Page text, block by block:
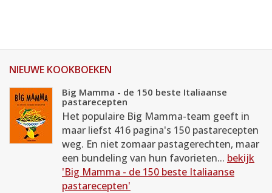
NIEUWE KOOKBOEKEN
Big Mamma - de 150 beste Italiaanse
pastarecepten
Het populaire Big Mamma-team geeft in
maar liefst 416 pagina's 150 pastarecepten
weg. En niet zomaar pastagerechten, maar
een bundeling van hun favorieten... bekijk
'Big Mamma - de 150 beste Italiaanse
pastarecepten'